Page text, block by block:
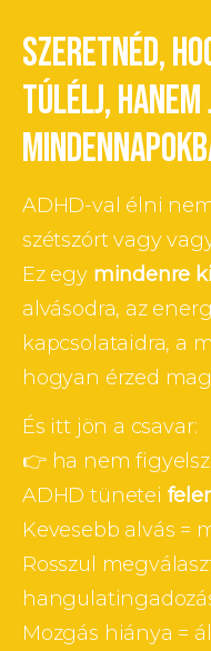
SZERETNÉD,
TÚLÉLJ,
ADHD-val élni
szétszórt vagy
Ez egy mindenre
alvásodra, az
kapcsolataidra, a
hogyan érzed
És itt jön a csavar:
👉 ha nem
ADHD tünetei
Kevesebb alvás =
Rosszul
Mozgás hiánya =